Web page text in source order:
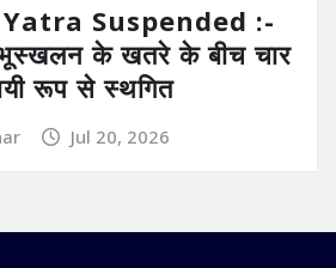
Suspended :-
भूस्खलन के खतरे के बीच चार
रूप से स्थगित
Jul 20, 2026